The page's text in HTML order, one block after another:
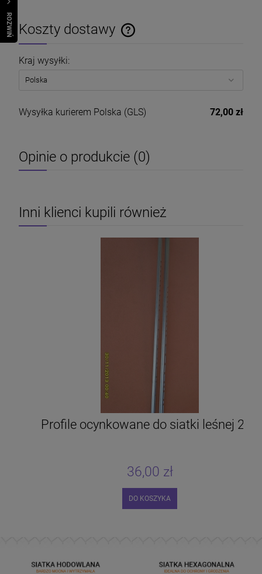
R
O
Z
W
I
Ń
O
B
I Koszty dostawy
Cena nie zawiera ewentualnych kosztów płatności
Kraj wysyłki:
Wysyłka kurierem Polska (GLS) 72,00 zł
Opinie o produkcie (0)
Inni klienci kupili również
Profile ocynkowane do siatki leśnej 2 m
36,00 zł
DO KOSZYKA